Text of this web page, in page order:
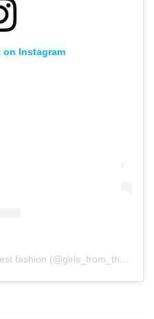
Instagram
A post shared by Street style best fashion (@girls_from_the_city_)